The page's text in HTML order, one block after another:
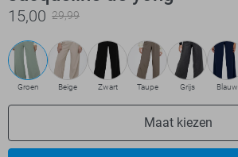
15,00 29,99
Groen Beige Zwart Taupe Grijs Blauw
Maat kiezen